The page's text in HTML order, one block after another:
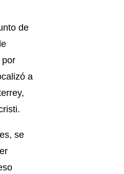
de
por
a
se